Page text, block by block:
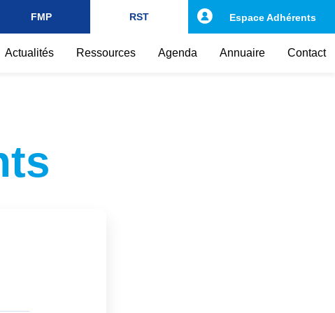
FMP RST
Actualités Ressources Agenda Annuaire Contact
Espace Adhérents